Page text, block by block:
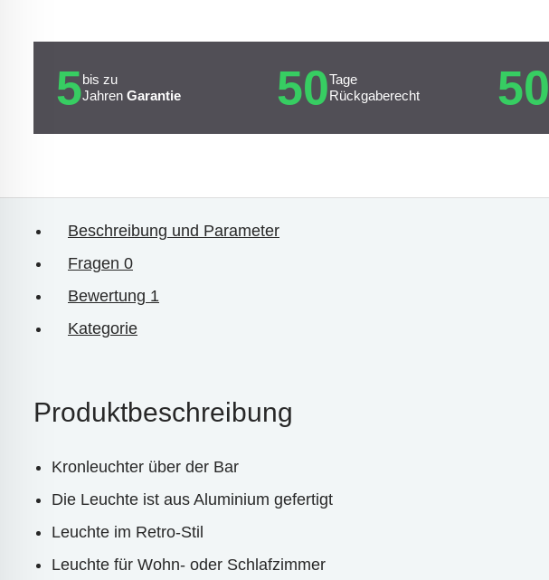
5bis zu
Jahren Garantie 50Tage
Rückgaberecht
50
Beschreibung und Parameter
Fragen 0
Bewertung 1
Kategorie
Produktbeschreibung
Kronleuchter über der Bar
Die Leuchte ist aus Aluminium gefertigt
Leuchte im Retro-Stil
Leuchte für Wohn- oder Schlafzimmer